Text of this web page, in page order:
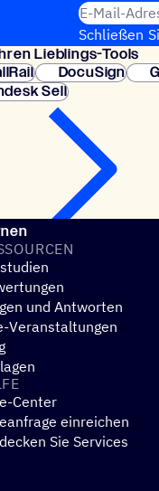
E-Mail-
Schließen
Lieblings-Tools
DocuSign
Sell
und Antworten
Veranstaltungen
Center
einreichen
Sie Services